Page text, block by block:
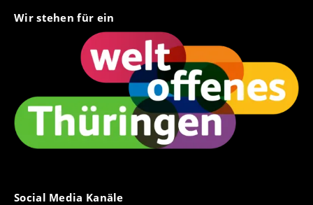
Wir stehen für ein
Social Media Kanäle